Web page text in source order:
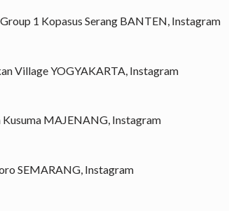
1 Kopasus Serang BANTEN, Instagram
Village YOGYAKARTA, Instagram
MAJENANG, Instagram
SEMARANG, Instagram